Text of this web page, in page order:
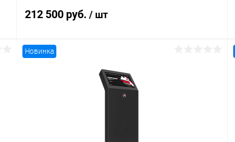
212 500 руб. / шт
Новинка